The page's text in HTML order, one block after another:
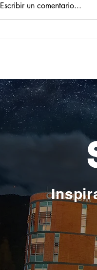
Escribir un comentario...